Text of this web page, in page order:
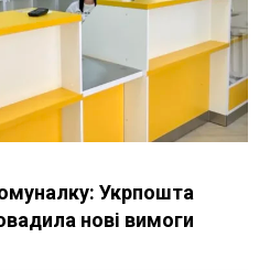
Укрпошта
нові вимоги